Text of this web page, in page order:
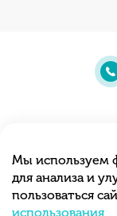
Мы
Мы используем
для анализа и
пользоваться
использования